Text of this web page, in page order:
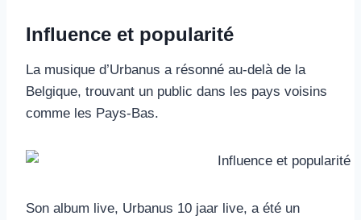
Influence et popularité
La musique d’Urbanus a résonné au-delà de la
Belgique, trouvant un public dans les pays voisins
comme les Pays-Bas.
Son album live, Urbanus 10 jaar live, a été un